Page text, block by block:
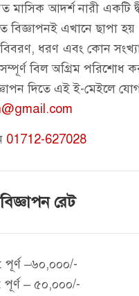
মাসিক আদর্শ নারী একটি
বিজ্ঞাপনই এখানে ছাপা হয়
ধরণ এবং কোন
বিল অগ্রিম পরিশোধ
দিতে এই ই-মেইলে
01712-627028
বিজ্ঞাপন রেট
পূর্ণ –৬০,০০০/-
পূর্ণ – ৫০,০০০/-